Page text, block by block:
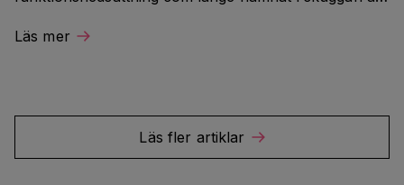
Läs mer
Läs fler artiklar